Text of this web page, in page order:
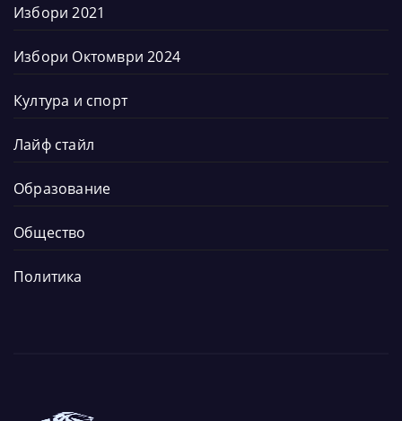
Избори 2021
Избори Октомври 2024
Култура и спорт
Лайф стайл
Образование
Общество
Политика